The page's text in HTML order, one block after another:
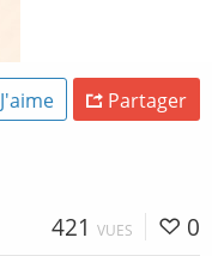
J'aime Partager
421 VUES 0